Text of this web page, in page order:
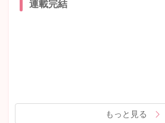
連載完結
もっと見る